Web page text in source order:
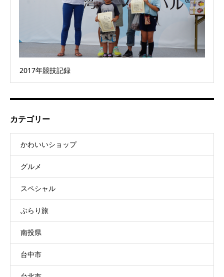
2017年競技記録
カテゴリー
かわいいショップ
グルメ
スペシャル
ぶらり旅
南投県
台中市